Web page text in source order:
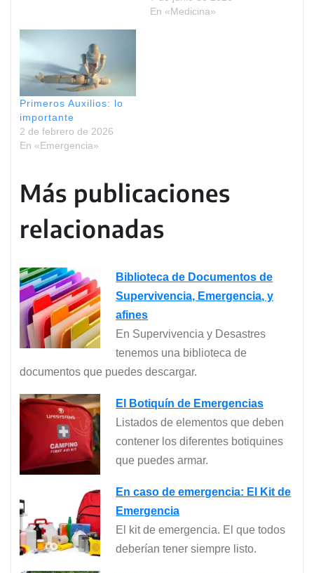
En «Medicina»
Primeros Auxilios: lo
importante
2 de febrero de 2026
En «Emergencia»
Más publicaciones
relacionadas
Biblioteca de Documentos de
Supervivencia, Emergencia, y
afines
En Supervivencia y Desastres
tenemos una biblioteca de
documentos que puedes descargar.
El Botiquín de Emergencias
Listados de elementos que deben
contener los diferentes botiquines
que puedes armar.
En caso de emergencia: El Kit de
Emergencia
El kit de emergencia. El que todos
deberían tener siempre listo.